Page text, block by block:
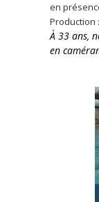
en
Production
À 33 ans,
en